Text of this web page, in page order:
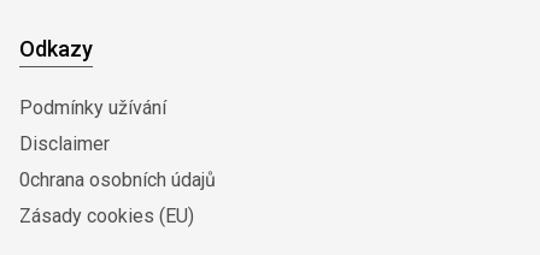
Odkazy
Podmínky užívání
Disclaimer
0chrana osobních údajů
Zásady cookies (EU)